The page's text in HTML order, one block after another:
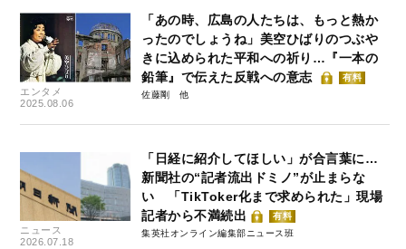
エンタメ
2025.08.06
「あの時、広島の人たちは、もっと熱か
ったのでしょうね」美空ひばりのつぶや
きに込められた平和への祈り…『一本の
鉛筆』で伝えた反戦への意志
有料
佐藤剛
ニュース
2026.07.18
「日経に紹介してほしい」が合言葉に…
新聞社の“記者流出ドミノ”が止まらな
い 「TikToker化まで求められた」現場
記者から不満続出
有料
集英社オンライン編集部ニュース班